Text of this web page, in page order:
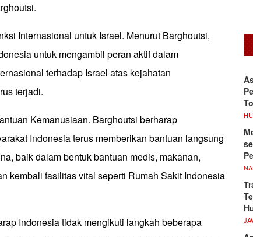
Internasional untuk Israel. Menurut Barghoutsi,
untuk mengambil peran aktif dalam
terhadap Israel atas kejahatan
terjadi.
Kemanusiaan. Barghoutsi berharap
Indonesia terus memberikan bantuan langsung
baik dalam bentuk bantuan medis, makanan,
kembali fasilitas vital seperti Rumah Sakit Indonesia
Indonesia tidak mengikuti langkah beberapa